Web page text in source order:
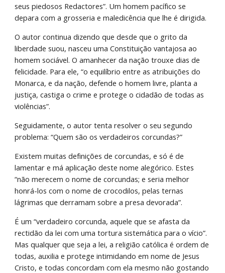
seus piedosos Redactores”. Um homem pacífico se
depara com a grosseria e maledicência que lhe é dirigida.
O autor continua dizendo que desde que o grito da
liberdade suou, nasceu uma Constituição vantajosa ao
homem sociável. O amanhecer da nação trouxe dias de
felicidade. Para ele, “o equilíbrio entre as atribuições do
Monarca, e da nação, defende o homem livre, planta a
justiça, castiga o crime e protege o cidadão de todas as
violências”.
Seguidamente, o autor tenta resolver o seu segundo
problema: “Quem são os verdadeiros corcundas?”
Existem muitas definições de corcundas, e só é de
lamentar e má aplicação deste nome alegórico. Estes
“não merecem o nome de corcundas; e seria melhor
honrá-los com o nome de crocodilos, pelas ternas
lágrimas que derramam sobre a presa devorada”.
É um “verdadeiro corcunda, aquele que se afasta da
rectidão da lei com uma tortura sistemática para o vício”.
Mas qualquer que seja a lei, a religião católica é ordem de
todas, auxilia e protege intimidando em nome de Jesus
Cristo, e todas concordam com ela mesmo não gostando